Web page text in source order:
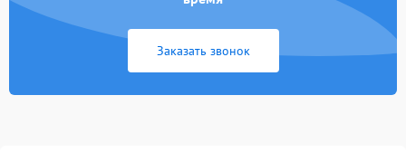
Заказать звонок